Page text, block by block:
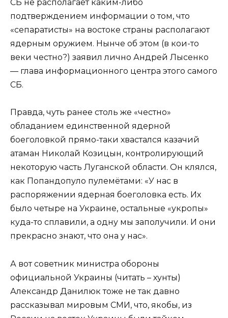
СБ не располагает каким-либо
подтверждением информации о том, что
«сепаратисты» на востоке страны располагают
ядерным оружием. Нынче об этом (в кои-то
веки честно?) заявил лично Андрей Лысенко
— глава информационного центра этого самого
СБ.
Правда, чуть ранее столь же «честно»
обладанием единственной ядерной
боеголовкой прямо-таки хвастался казачий
атаман Николай Козицын, контролирующий
некоторую часть Луганской области. Он клялся,
как Попандопуло пулемётами: «У нас в
распоряжении ядерная боеголовка есть. Их
было четыре на Украине, остальные «укропы»
куда-то сплавили, а одну мы заполучили. И они
прекрасно знают, что она у нас».
А вот советник министра обороны
официальной Украины (читать – хунты)
Александр Данилюк тоже не так давно
рассказывал мировым СМИ, что, якобы, из